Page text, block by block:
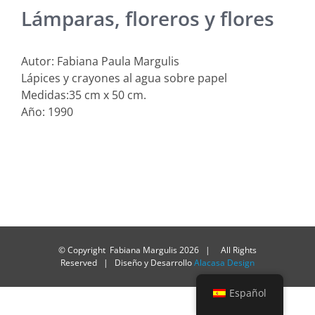
Lámparas, floreros y flores
Autor: Fabiana Paula Margulis
Lápices y crayones al agua sobre papel
Medidas:35 cm x 50 cm.
Año: 1990
© Copyright Fabiana Margulis 2026 | All Rights
Reserved | Diseño y DesarrolloAlacasa Design
Español